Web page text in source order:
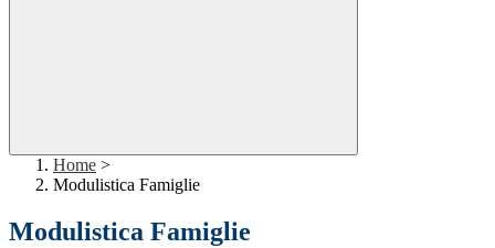
Home >
Modulistica Famiglie
Modulistica Famiglie